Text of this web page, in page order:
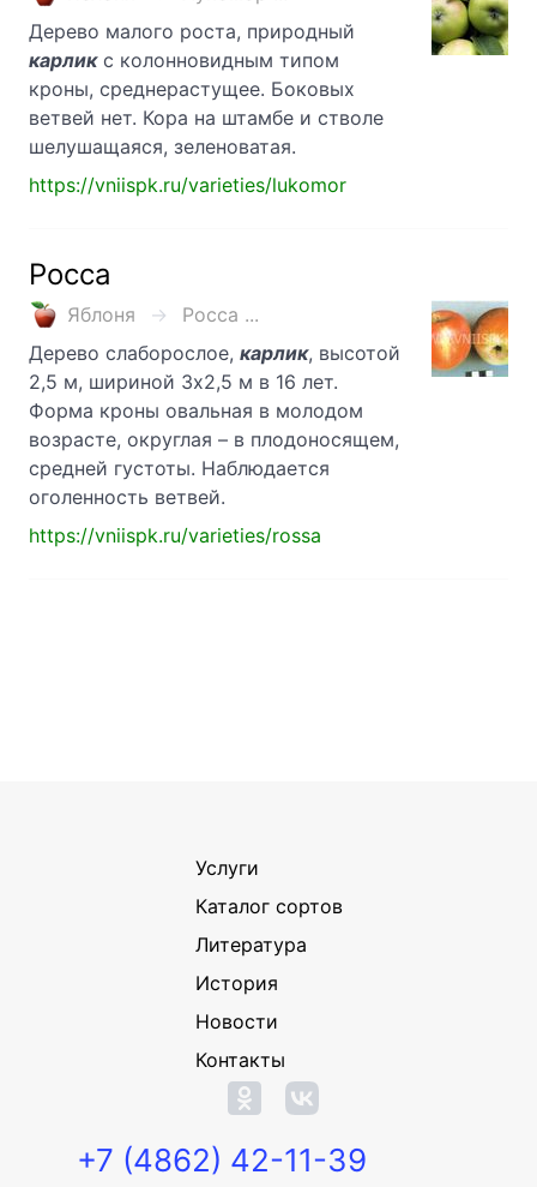
Дерево малого роста, природный
карликс колонновидным типом
кроны, среднерастущее. Боковых
ветвей нет. Кора на штамбе и стволе
шелушащаяся, зеленоватая.
https://vniispk.ru/varieties/lukomor
Росса
Яблоня
Росса ...
Дерево слаборослое, карлик, высотой
2,5 м, шириной 3х2,5 м в 16 лет.
Форма кроны овальная в молодом
возрасте, округлая – в плодонося­щем,
средней густоты. Наблюдается
оголенность ветвей.
https://vniispk.ru/varieties/rossa
Услуги
Каталог сортов
Литература
История
Новости
Контакты
+7 (4862) 42-11-39